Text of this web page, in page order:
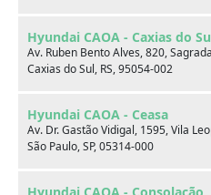
Hyundai CAOA - Caxias do
Av. Ruben Bento Alves, 820,
Caxias do Sul, RS, 95054-002
Hyundai CAOA - Ceasa
Av. Dr. Gastão Vidigal, 1595, Vila
São Paulo, SP, 05314-000
CAOA Changan | A21